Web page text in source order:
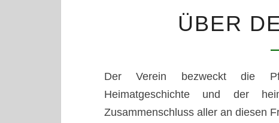
ÜBER
Der Verein bezweckt die
Heimatgeschichte und der
Zusammenschluss aller an diesen